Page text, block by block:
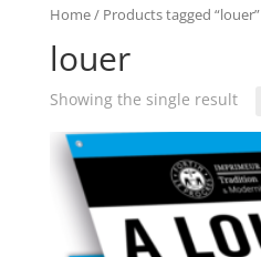
Home/ Products tagged “louer”
louer
Showing the single result